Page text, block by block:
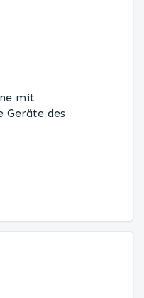
mit
Geräte des